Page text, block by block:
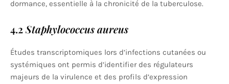
dormance, essentielle à la chronicité de la tuberculose.
4.2Staphylococcus aureus
Études transcriptomiques lors d’infections cutanées ou
systémiques ont permis d’identifier des régulateurs
majeurs de la virulence et des profils d’expression